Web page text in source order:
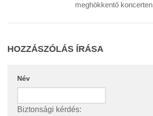
meghökkentő koncerten
HOZZÁSZÓLÁS ÍRÁSA
Név
Biztonsági kérdés: